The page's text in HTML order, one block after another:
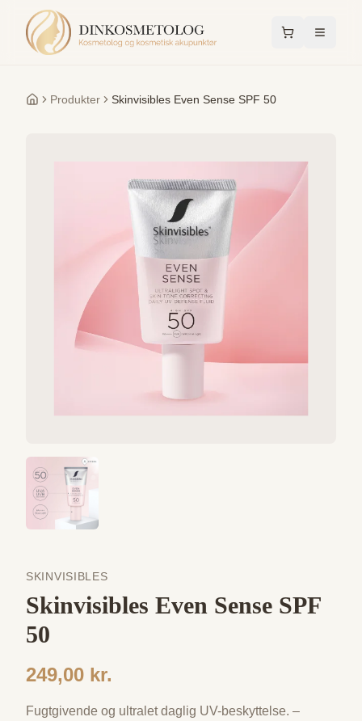
Forside
Produkter Skinvisibles Even Sense SPF 50
SKINVISIBLES
Skinvisibles Even Sense SPF
50
249,00 kr.
Fugtgivende og ultralet daglig UV-beskyttelse. –